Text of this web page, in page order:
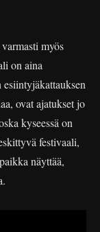
myös
on aina
ovat ajatukset jo
kyseessä on
festivaali,
näyttää,